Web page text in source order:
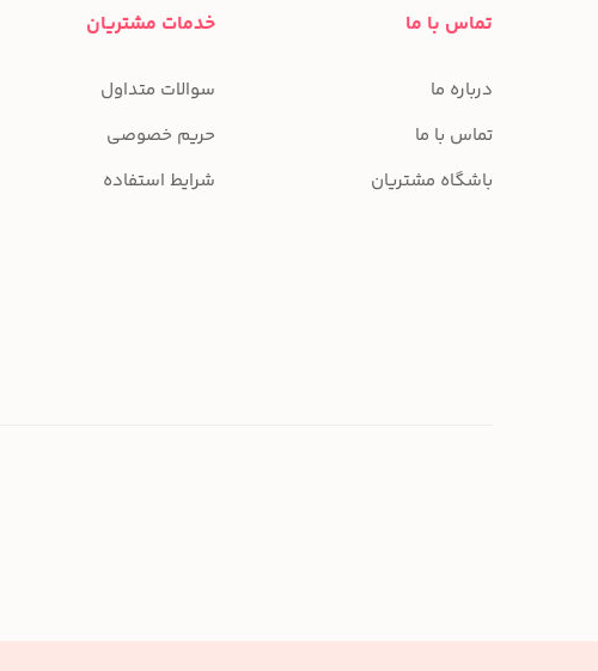
تماس با ما
درباره ما
تماس با ما
باشگاه مشتریان
خدمات مشتریان
سوالات متداول
حریم خصوصی
شرایط استفاده